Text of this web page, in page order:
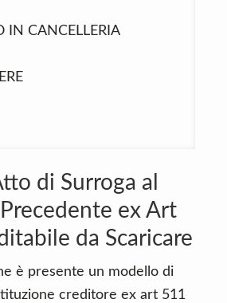
IN CANCELLERIA
di Surroga al
ex Art
da Scaricare
è presente un modello di
creditore ex art 511